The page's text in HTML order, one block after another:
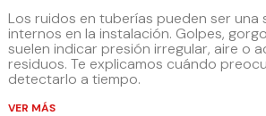
Los ruidos en tuberías pueden ser una
internos en la instalación. Golpes,
suelen indicar presión irregular, aire o
residuos. Te explicamos cuándo
detectarlo a tiempo.
VER MÁS